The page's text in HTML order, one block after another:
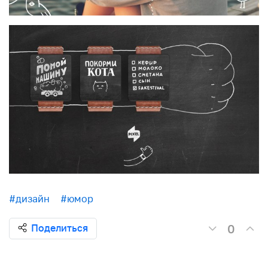
#дизайн #юмор
Поделиться 0